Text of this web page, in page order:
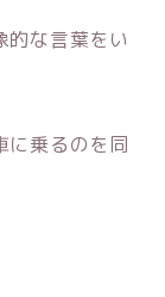
的な言葉をい
に乗るのを同